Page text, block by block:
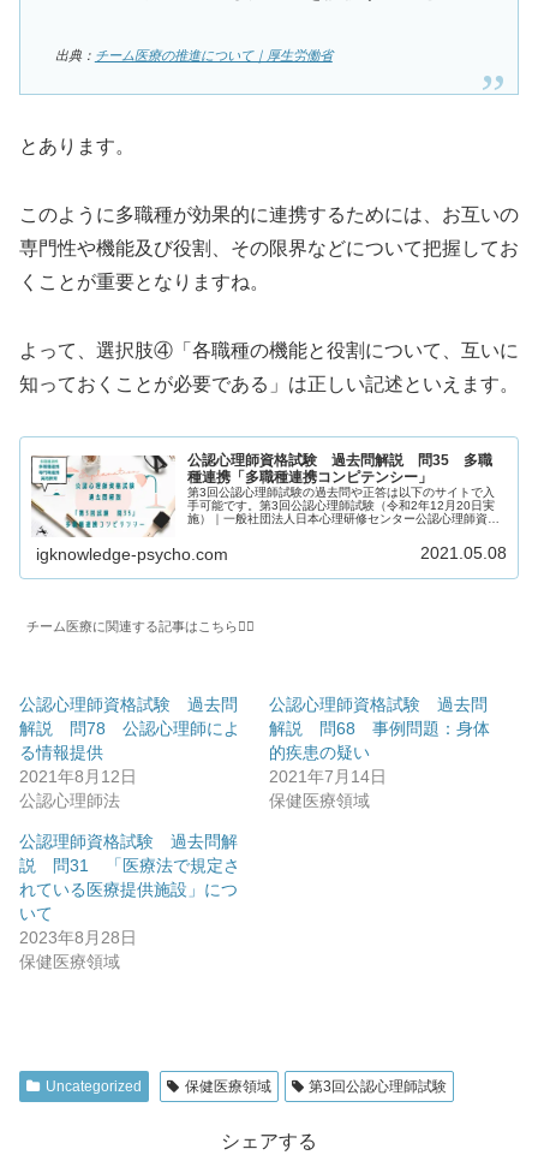
出典： チーム医療の推進について｜厚生労働省
とあります。
このように多職種が効果的に連携するためには、お互いの
専門性や機能及び役割、その限界などについて把握してお
くことが重要となりますね。
よって、選択肢④「各職種の機能と役割について、互いに
知っておくことが必要である」は正しい記述といえます。
公認心理師資格試験 過去問解説 問35 多職
種連携「多職種連携コンピテンシー」
第3回公認心理師試験の過去問や正答は以下のサイトで入
手可能です。第3回公認心理師試験（令和2年12月20日実
施）｜一般社団法人日本心理研修センター公認心理師資格
igknowledge-psycho.com 2021.05.08
チーム医療に関連する記事はこちら💁‍♂️
公認心理師資格試験 過去問
解説 問78 公認心理師によ
る情報提供
2021年8月12日
公認心理師法
公認心理師資格試験 過去問
解説 問68 事例問題：身体
的疾患の疑い
2021年7月14日
保健医療領域
公認理師資格試験 過去問解
説 問31 「医療法で規定さ
れている医療提供施設」につ
いて
2023年8月28日
保健医療領域
Uncategorized 保健医療領域 第3回公認心理師試験
シェアする